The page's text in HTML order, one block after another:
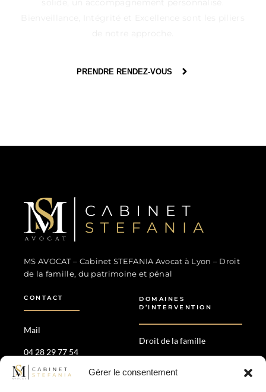
Gérer le consentement
PRENDRE RENDEZ-VOUS
MS AVOCAT – Cabinet STEFANIA Avocat à Lyon – Droit
de la famille, du patrimoine et pénal
CONTACT
Mail
04 28 29 77 54
35 Av. Maréchal de Saxe,
69006 Lyon
DOMAINES
D’INTERVENTION
Droit de la famille
Divorce amiable &